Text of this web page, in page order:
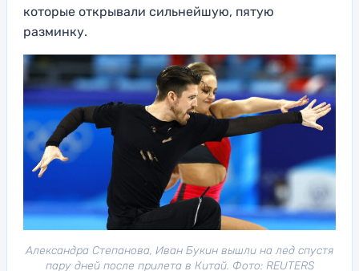
которые открывали сильнейшую, пятую
разминку.
Александра Степанова, Иван Букин вышли на лед спустя
пару дней после прилета в Китай. Фото: REUTERS